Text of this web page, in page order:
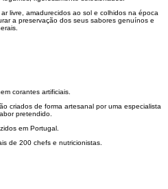
livre, amadurecidos ao sol e colhidos na época
a preservação dos seus sabores genuínos e
corantes artificiais.
criados de forma artesanal por uma especialista
pretendido.
em Portugal.
de 200 chefs e nutricionistas.